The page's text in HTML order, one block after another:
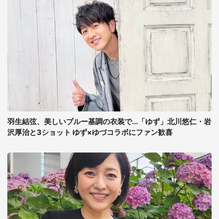
羽生結弦、美しいブルー基調の衣装で...「ゆず」北川悠仁・岩
沢厚治と3ショット ゆず×ゆづコラボにファン歓喜